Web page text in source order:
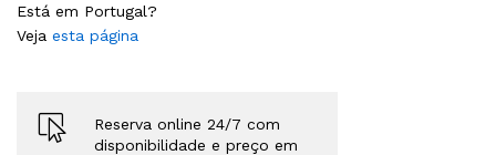
Reserva online 24/7 com
disponibilidade e preço em
Está em Portugal?
Veja esta página